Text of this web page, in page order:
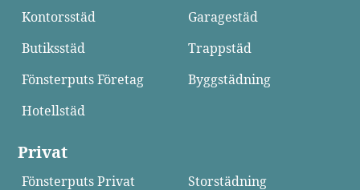
Kontorsstäd
Garagestäd
Butiksstäd
Trappstäd
Fönsterputs Företag
Byggstädning
Hotellstäd
Privat
Fönsterputs Privat Storstädning